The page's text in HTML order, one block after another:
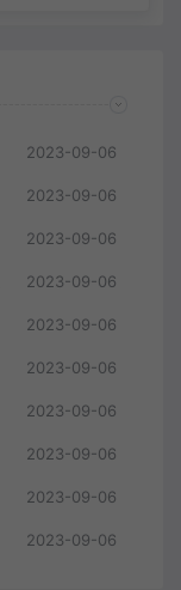
2023-09-06
2023-09-06
2023-09-06
2023-09-06
2023-09-06
2023-09-06
2023-09-06
2023-09-06
2023-09-06
2023-09-06